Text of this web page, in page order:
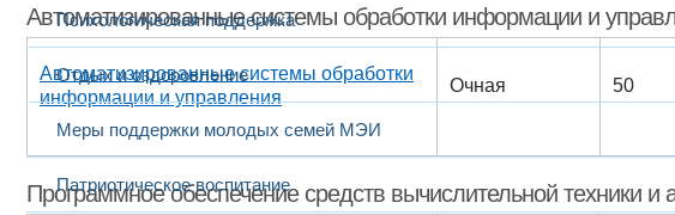
Психологическая поддержка
Отдых и оздоровление
Меры поддержки молодых семей МЭИ
Патриотическое воспитание
Автоматизированные системы обработки информации и
Автоматизированные системы обработки
информации и управления
Очная 50
Программное обеспечение средств вычислительной техники и